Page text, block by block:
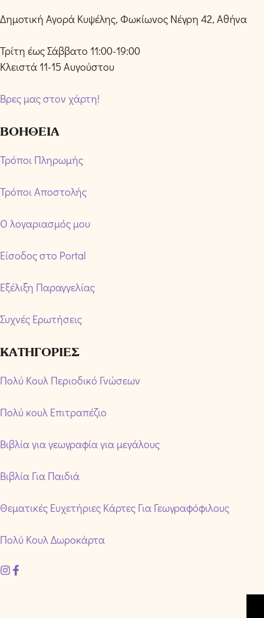
Δημοτική Αγορά Κυψέλης, Φωκίωνος Νέγρη 42, Αθήνα
Τρίτη έως Σάββατο 11:00-19:00
Κλειστά 11-15 Αυγούστου
Βρες μας στον χάρτη!
ΒΟΗΘΕΙΑ
Τρόποι Πληρωμής
Τρόποι Αποστολής
Ο λογαριασμός μου
Είσοδος στο Portal
Εξέλιξη Παραγγελίας
Συχνές Ερωτήσεις
ΚΑΤΗΓΟΡΙΕΣ
Πολύ Κουλ Περιοδικό Γνώσεων
Πολύ κουλ Επιτραπέζιο
Βιβλία για γεωγραφία για μεγάλους
Βιβλία Για Παιδιά
Θεματικές Ευχετήριες Κάρτες Για Γεωγραφόφιλους
Πολύ Κουλ Δωροκάρτα